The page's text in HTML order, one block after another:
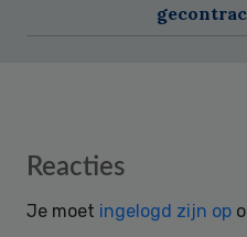
Reader
Reacties
Je moet ingelogd zijn op